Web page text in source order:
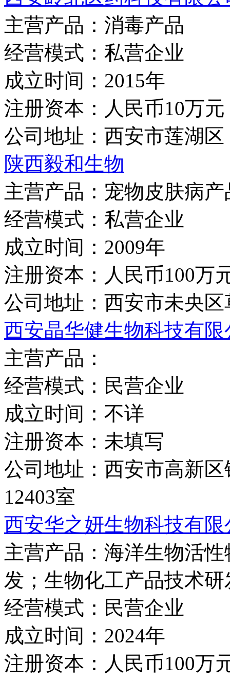
主营产品： 消毒产品
经营模式： 私营企业
成立时间： 2015年
注册资本： 人民币10万元
公司地址： 西安市莲湖区
陕西毅和生物
主营产品： 宠物皮肤病
经营模式： 私营企业
成立时间： 2009年
注册资本： 人民币100万
公司地址： 西安市未央
西安晶华健生物科技有限
主营产品：
经营模式： 民营企业
成立时间： 不详
注册资本： 未填写
公司地址： 西安市高新
12403室
西安华之妍生物科技有限
主营产品： 海洋生物活
发；生物化工产品技术研
经营模式： 民营企业
成立时间： 2024年
注册资本： 人民币100万